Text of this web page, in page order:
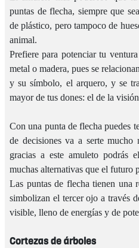
puntas de flecha, siempre que
de plástico, pero tampoco de
animal.
Prefiere para potenciar tu
metal o madera, pues se
y su símbolo, el arquero, y se
mayor de tus dones: el de la
Con una punta de flecha puedes
de decisiones va a serte mucho
gracias a este amuleto podrás
muchas alternativas que el futuro
Las puntas de flecha tienen una
simbolizan el tercer ojo a través
visible, lleno de energías y de
Cortezas de árboles